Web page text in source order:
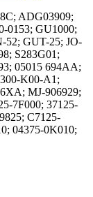
ADG03909;
0153; GU1000;
GUT-25; JO-
S283G01;
05015 694AA;
K00-A1;
MJ-906929;
7F000; 37125-
C7125-
04375-0K010;